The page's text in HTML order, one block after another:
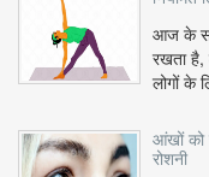
आज के
रखता है,
लोगों के
आंखों को
रोशनी